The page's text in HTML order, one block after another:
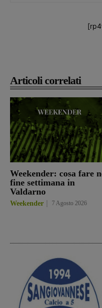
Articoli correlati
Weekender: cosa fare
fine settimana in
Valdarno
Weekender 7 Agosto 2026